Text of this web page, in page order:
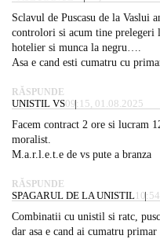
Sclavul de Puscasu de la Vaslui
controlori si acum tine prelegeri
hotelier si munca la negru….
Asa e cand esti cumatru cu
RĂSPUNDE
UNISTIL VS09:15, 01.08.2025
Facem contract 2 ore si lucram
moralist.
M.a.r.l.e.t.e de vs pute a branza
RĂSPUNDE
SPAGARUL DE LA UNISTIL
Combinatii cu unistil si ratc,
dar asa e cand ai cumatru primar .